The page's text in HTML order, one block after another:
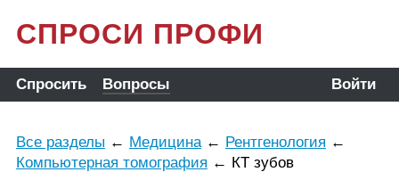
СПРОСИ ПРОФИ
Спросить Вопросы Войти
Все разделы ← Медицина← Рентгенология ←
Компьютерная томография ← КТ зубов